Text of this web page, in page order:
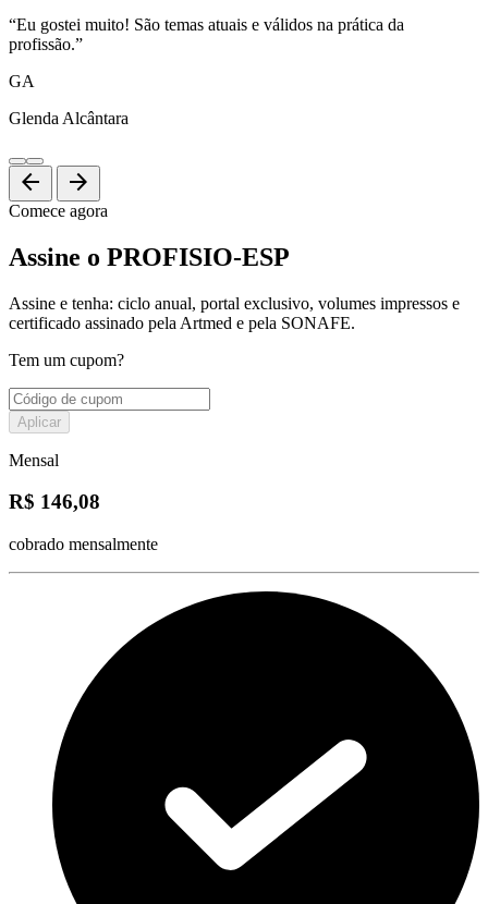
“Eu gostei muito! São temas atuais e válidos na prática da
profissão.”
GA
Glenda Alcântara
arrow_back arrow_forward
Comece agora
Assine o PROFISIO-ESP
Assine e tenha: ciclo anual, portal exclusivo, volumes impressos e
certificado assinado pela Artmed e pela SONAFE.
Tem um cupom?
Aplicar
Mensal
R$ 146,08
cobrado mensalmente